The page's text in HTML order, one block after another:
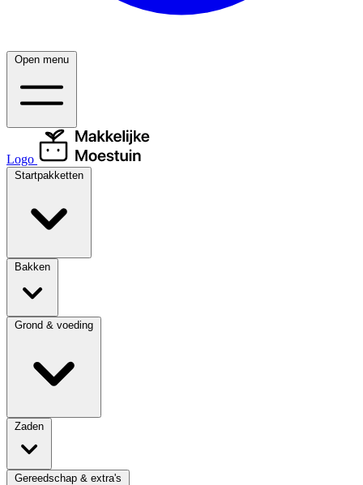
Open menu
Logo
Startpakketten
Bakken
Grond & voeding
Zaden
Gereedschap & extra's